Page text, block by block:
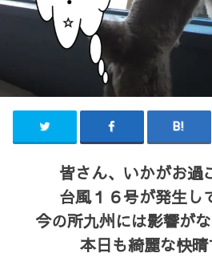
皆さん、いかがお過
台風１６号が発生し
今の所九州には影響が
本日も綺麗な快